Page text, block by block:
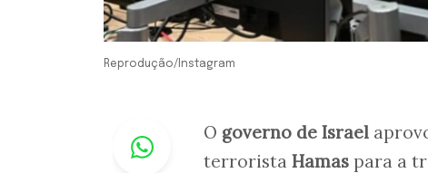
Reprodução/Instagram
Whastapp
O governo de Israel
terrorista Hamas para a